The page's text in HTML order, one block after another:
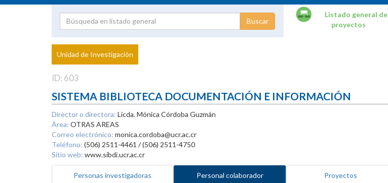
Proyecto
Investigador
Listado general de
proyectos
Unidad de Investigación
ID: 603
SISTEMA BIBLIOTECA DOCUMENTACIÓN E INFORMACIÓN
Director o directora: Licda. Mónica Córdoba Guzmán
Área: OTRAS AREAS
Correo electrónico: monica.cordoba@ucr.ac.cr
Teléfono: (506) 2511-4461 / (506) 2511-4750
Sitio web: www.sibdi.ucr.ac.cr
Personas investigadoras Personal colaborador Proyectos